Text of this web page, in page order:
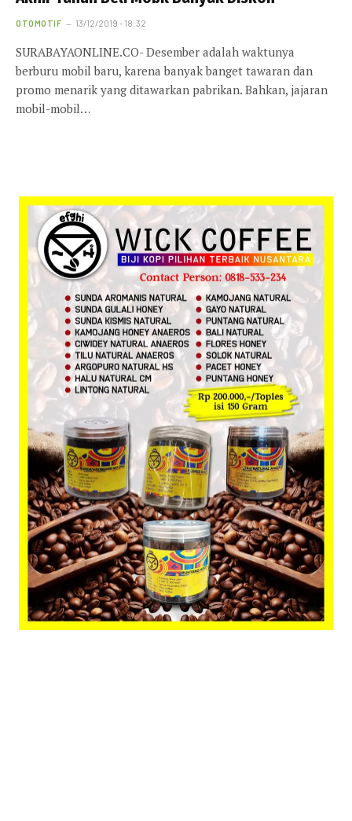
OTOMOTIF 13/12/2019 - 18:32
SURABAYAONLINE.CO- Desember adalah waktunya
berburu mobil baru, karena banyak banget tawaran dan
promo menarik yang ditawarkan pabrikan. Bahkan, jajaran
mobil-mobil…